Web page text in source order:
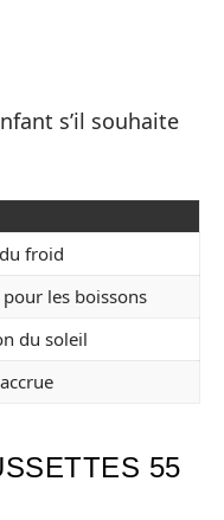
s’il souhaite
froid
les boissons
du soleil
55